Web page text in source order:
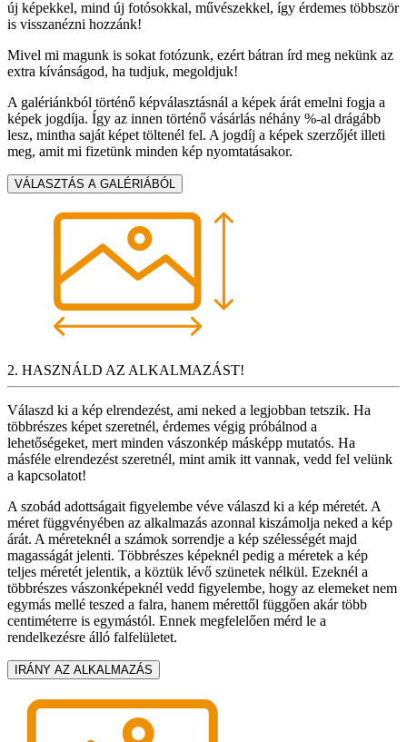
új képekkel, mind új fotósokkal, művészekkel, így érdemes többször
is visszanézni hozzánk!
Mivel mi magunk is sokat fotózunk, ezért bátran írd meg nekünk az
extra kívánságod, ha tudjuk, megoldjuk!
A galériánkból történő képválasztásnál a képek árát emelni fogja a
képek jogdíja. Így az innen történő vásárlás néhány %-al drágább
lesz, mintha saját képet töltenél fel. A jogdíj a képek szerzőjét illeti
meg, amit mi fizetünk minden kép nyomtatásakor.
VÁLASZTÁS A GALÉRIÁBÓL
2. HASZNÁLD AZ ALKALMAZÁST!
Válaszd ki a kép elrendezést, ami neked a legjobban tetszik. Ha
többrészes képet szeretnél, érdemes végig próbálnod a
lehetőségeket, mert minden vászonkép másképp mutatós. Ha
másféle elrendezést szeretnél, mint amik itt vannak, vedd fel velünk
a kapcsolatot!
A szobád adottságait figyelembe véve válaszd ki a kép méretét. A
méret függvényében az alkalmazás azonnal kiszámolja neked a kép
árát. A méreteknél a számok sorrendje a kép szélességét majd
magasságát jelenti. Többrészes képeknél pedig a méretek a kép
teljes méretét jelentik, a köztük lévő szünetek nélkül. Ezeknél a
többrészes vászonképeknél vedd figyelembe, hogy az elemeket nem
egymás mellé teszed a falra, hanem mérettől függően akár több
centiméterre is egymástól. Ennek megfelelően mérd le a
rendelkezésre álló falfelületet.
IRÁNY AZ ALKALMAZÁS